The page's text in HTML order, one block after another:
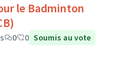
le Badminton
0 0 Soumis au vote